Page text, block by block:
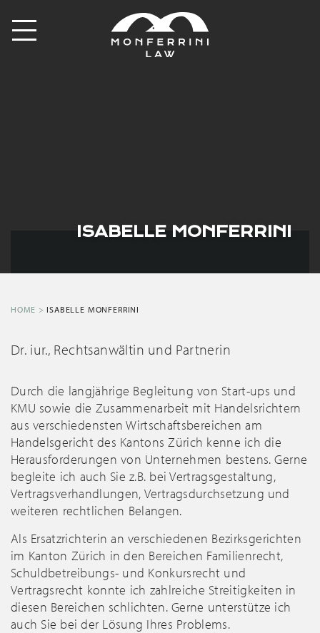
ISABELLE MONFERRINI
HOME > ISABELLE MONFERRINI
Dr. iur., Rechtsanwältin und Partnerin
Durch die langjährige Begleitung von Start-ups und
KMU sowie die Zusammenarbeit mit Handelsrichtern
aus verschiedensten Wirtschaftsbereichen am
Handelsgericht des Kantons Zürich kenne ich die
Herausforderungen von Unternehmen bestens. Gerne
begleite ich auch Sie z.B. bei Vertragsgestaltung,
Vertragsverhandlungen, Vertragsdurchsetzung und
weiteren rechtlichen Belangen.
Als Ersatzrichterin an verschiedenen Bezirksgerichten
im Kanton Zürich in den Bereichen Familienrecht,
Schuldbetreibungs- und Konkursrecht und
Vertragsrecht konnte ich zahlreiche Streitigkeiten in
diesen Bereichen schlichten. Gerne unterstütze ich
auch Sie bei der Lösung Ihres Problems.